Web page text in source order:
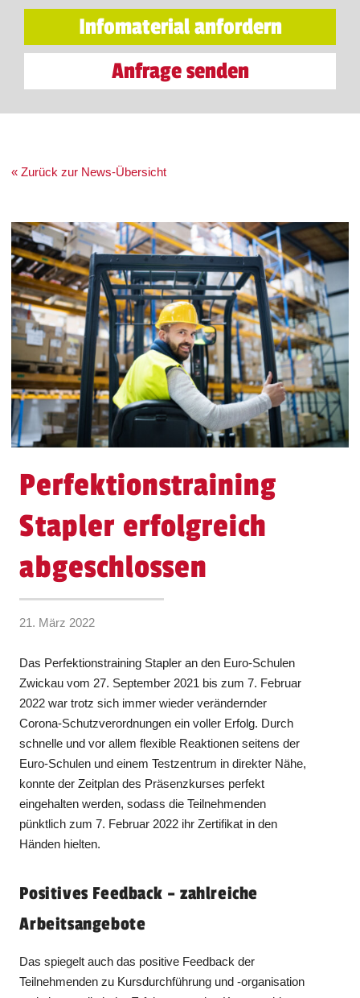
Infomaterial anfordern
Anfrage senden
« Zurück zur News-Übersicht
Perfektionstraining
Stapler erfolgreich
abgeschlossen
21. März 2022
Das Perfektionstraining Stapler an den Euro-Schulen
Zwickau vom 27. September 2021 bis zum 7. Februar
2022 war trotz sich immer wieder verändernder
Corona-Schutzverordnungen ein voller Erfolg. Durch
schnelle und vor allem flexible Reaktionen seitens der
Euro-Schulen und einem Testzentrum in direkter Nähe,
konnte der Zeitplan des Präsenzkurses perfekt
eingehalten werden, sodass die Teilnehmenden
pünktlich zum 7. Februar 2022 ihr Zertifikat in den
Händen hielten.
Positives Feedback – zahlreiche
Arbeitsangebote
Das spiegelt auch das positive Feedback der
Teilnehmenden zu Kursdurchführung und -organisation